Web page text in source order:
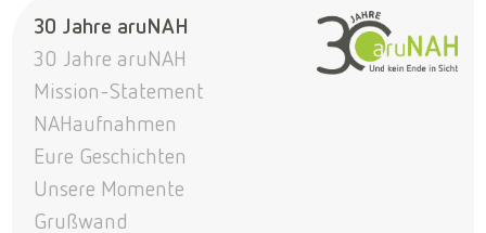
30 Jahre aruNAH
30 Jahre aruNAH
Mission-Statement
NAHaufnahmen
Eure Geschichten
Unsere Momente
Grußwand